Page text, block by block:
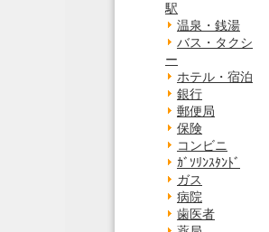
駅
温泉・銭湯
バス・タクシ
ー
ホテル・宿泊
銀行
郵便局
保険
コンビニ
ｶﾞｿﾘﾝｽﾀﾝﾄﾞ
ガス
病院
歯医者